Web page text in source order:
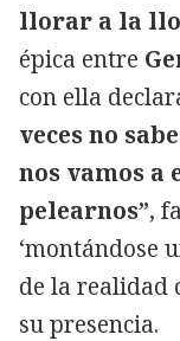
llorar a la
épica entre
con ella
veces no
nos vamos a
pelearnos”,
‘montándose
de la realidad
su presencia.